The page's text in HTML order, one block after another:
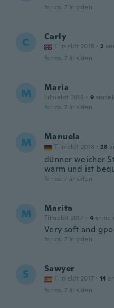
for ca. 7 år siden
C Carly
Tilmeldt 2015 · 2
for ca. 7 år siden
M Maria
Tilmeldt 2018 · 9
for ca. 7 år siden
M Manuela
Tilmeldt 2018 · 28
dünner weicher
warm und ist
for ca. 7 år siden
M Marita
Tilmeldt 2017 · 4
Very soft and
for ca. 7 år siden
S Sawyer
Tilmeldt 2017 · 14
for ca. 7 år siden